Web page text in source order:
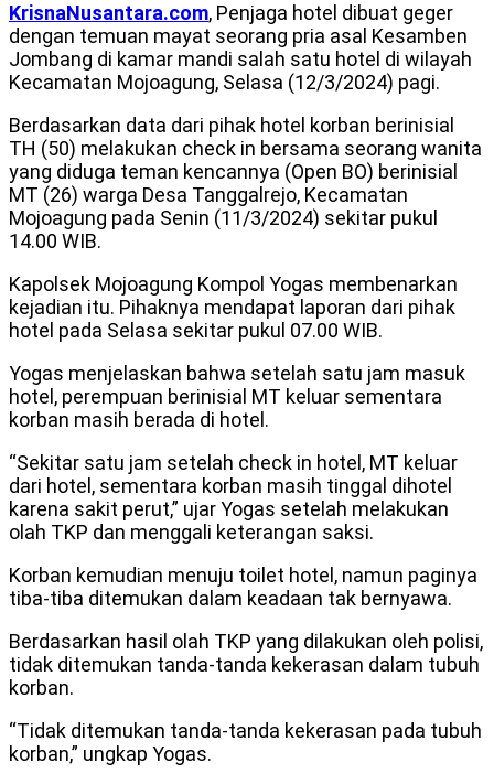
KrisnaNusantara.com, Penjaga hotel dibuat geger
dengan temuan mayat seorang pria asal Kesamben
Jombang di kamar mandi salah satu hotel di wilayah
Kecamatan Mojoagung, Selasa (12/3/2024) pagi.
Berdasarkan data dari pihak hotel korban berinisial
TH (50) melakukan check in bersama seorang wanita
yang diduga teman kencannya (Open BO) berinisial
MT (26) warga Desa Tanggalrejo, Kecamatan
Mojoagung pada Senin (11/3/2024) sekitar pukul
14.00 WIB.
Kapolsek Mojoagung Kompol Yogas membenarkan
kejadian itu. Pihaknya mendapat laporan dari pihak
hotel pada Selasa sekitar pukul 07.00 WIB.
Yogas menjelaskan bahwa setelah satu jam masuk
hotel, perempuan berinisial MT keluar sementara
korban masih berada di hotel.
“Sekitar satu jam setelah check in hotel, MT keluar
dari hotel, sementara korban masih tinggal dihotel
karena sakit perut,” ujar Yogas setelah melakukan
olah TKP dan menggali keterangan saksi.
Korban kemudian menuju toilet hotel, namun paginya
tiba-tiba ditemukan dalam keadaan tak bernyawa.
Berdasarkan hasil olah TKP yang dilakukan oleh polisi,
tidak ditemukan tanda-tanda kekerasan dalam tubuh
korban.
“Tidak ditemukan tanda-tanda kekerasan pada tubuh
korban,” ungkap Yogas.